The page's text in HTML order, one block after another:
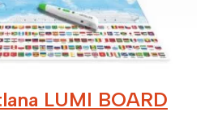
LUMI BOARD
regionu: